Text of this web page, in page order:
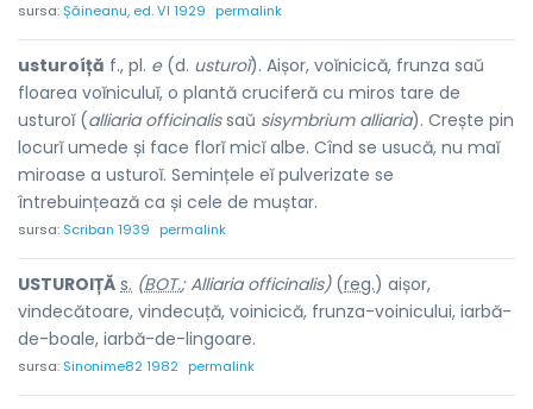
sursa:Șăineanu, ed. VI 1929 permalink
usturoíță f., pl. e(d. usturoĭ). Aișor, voĭnicică, frunza saŭ
floarea voĭniculuĭ, o plantă cruciferă cu miros tare de
usturoĭ (alliaria officinalissaŭ sisymbrium alliaria). Crește pin
locurĭ umede și face florĭ micĭ albe. Cînd se usucă, nu maĭ
miroase a usturoĭ. Semințele eĭ pulverizate se
întrebuințează ca și cele de muștar.
sursa: Scriban 1939 permalink
USTUROIȚĂ s. (BOT.; Alliaria officinalis)(reg.) aișor,
vindecătoare, vindecuță, voinicică, frunza-voinicului, iarbă-
de-boale, iarbă-de-lingoare.
sursa: Sinonime82 1982 permalink